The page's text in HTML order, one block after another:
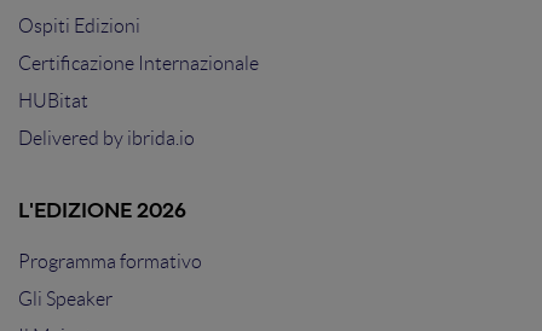
Ospiti Edizioni
Certificazione Internazionale
HUBitat
Delivered by ibrida.io
L'EDIZIONE 2026
Programma formativo
Gli Speaker